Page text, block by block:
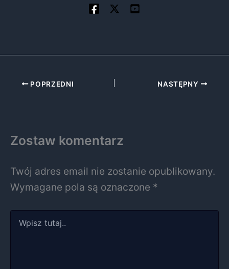
POPRZEDNI NASTĘPNY
Zostaw komentarz
Twój adres email nie zostanie opublikowany.
Wymagane pola są oznaczone *
tutaj..